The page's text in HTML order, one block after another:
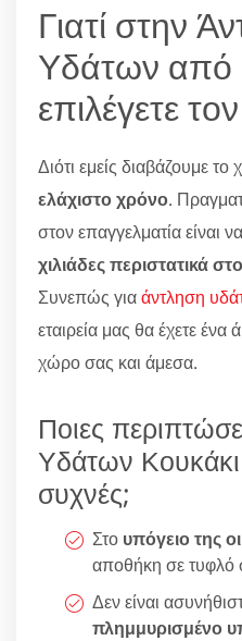
Γιατί στην
Υδάτων από
επιλέγετε
Διότι εμείς διαβάζουμε το
ελάχιστο χρόνο.
στον επαγγελματία είναι
χιλιάδες περιστατικά
Συνεπώς γιαάντληση
εταιρεία μας θα έχετε
χώρο σας και άμεσα.
Ποιες
Υδάτων Κουκάκι
συχνές;
Στο υπόγειο της
αποθήκη σε τυφλό
Δεν είναι
πλημμυρισμένο